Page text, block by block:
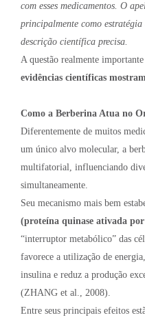
com esses medicamentos. O
principalmente como
descrição científica precisa.
A questão realmente
evidências científicas
Como a Berberina Atua no
Diferentemente de muitos
um único alvo molecular, a
multifatorial, influenciando
simultaneamente.
Seu mecanismo mais bem
(proteína quinase ativada
“interruptor metabólico” das
favorece a utilização de
insulina e reduz a produção
(ZHANG et al., 2008).
Entre seus principais efeitos